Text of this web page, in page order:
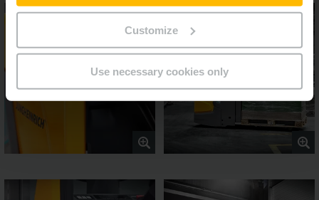
Customize
Use necessary cookies only